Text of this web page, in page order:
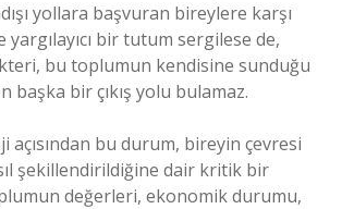
yollara başvuran bireylere karşı
bir tutum sergilese de,
bu toplumun kendisine sunduğu
başka bir çıkış yolu bulamaz.
açısından bu durum, bireyin çevresi
şekillendirildiğine dair kritik bir
değerleri, ekonomik durumu,